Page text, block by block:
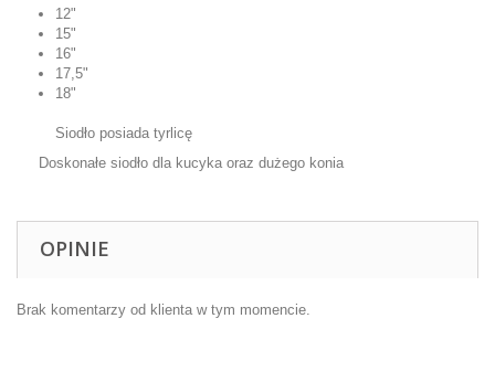
12"
15"
16"
17,5"
18"
Siodło posiada tyrlicę
Doskonałe siodło dla kucyka oraz dużego konia
OPINIE
Brak komentarzy od klienta w tym momencie.